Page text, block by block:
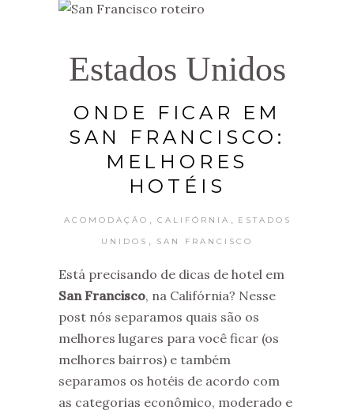
Estados Unidos
ONDE FICAR EM
SAN FRANCISCO:
MELHORES
HOTÉIS
ACOMODAÇÃO CALIFÓRNIA ESTADOS
UNIDOS SAN FRANCISCO
Está precisando de dicas de hotel em
San Francisco, na Califórnia? Nesse
post nós separamos quais são os
melhores lugares para você ficar (os
melhores bairros) e também
separamos os hotéis de acordo com
as categorias econômico, moderado e